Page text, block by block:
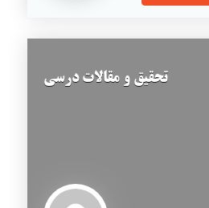
تحقیق و مقالات درسی